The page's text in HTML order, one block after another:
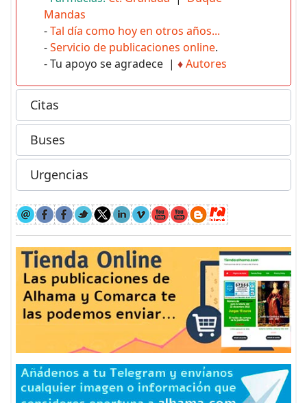
Mandas
-Tal día como hoy en otros años...
-Servicio de publicaciones online.
- Tu apoyo se agradece | ♦Autores
Citas
Buses
Urgencias